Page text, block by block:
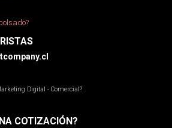
Digital - Comercial?
COTIZACIÓN?